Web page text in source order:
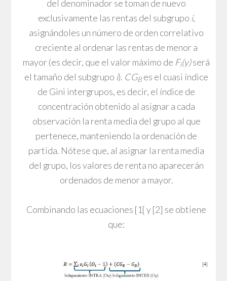
del denominador se toman de nuevo
exclusivamente las rentas del subgrupo i,
asignándoles un número de orden correlativo
creciente al ordenar las rentas de menor a
mayor (es decir, que el valor máximo de Fi(y)será
el tamaño del subgrupo i). CGB es el cuasi índice
de Gini intergrupos, es decir, el índice de
concentración obtenido al asignar a cada
observación la renta media del grupo al que
pertenece, manteniendo la ordenación de
partida. Nótese que, al asignar la renta media
del grupo, los valores de renta no aparecerán
ordenados de menor a mayor.
Combinando las ecuaciones [1[ y [2] se obtiene
que: